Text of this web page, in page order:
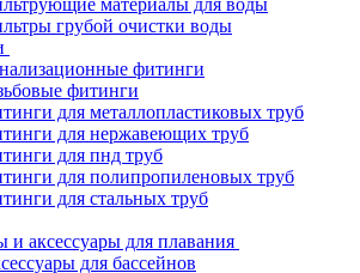
грубой очистки воды
фитинги
фитинги
для металлопластиковых труб
для нержавеющих труб
для пнд труб
для полипропиленовых труб
для стальных труб
и аксессуары для плавания
для бассейнов